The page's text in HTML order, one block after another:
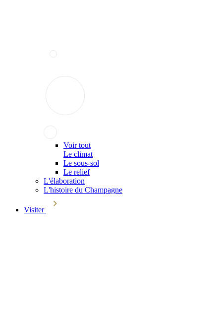
Voir tout
Le climat
Le sous-sol
Le relief
L'élaboration
L'histoire du Champagne
Visiter